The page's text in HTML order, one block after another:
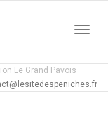
Le Grand Pavois